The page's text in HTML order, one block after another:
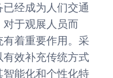
经成为人们交通
于观展人员而
着重要作用。采
有效补充传统方式
能化和个性化特